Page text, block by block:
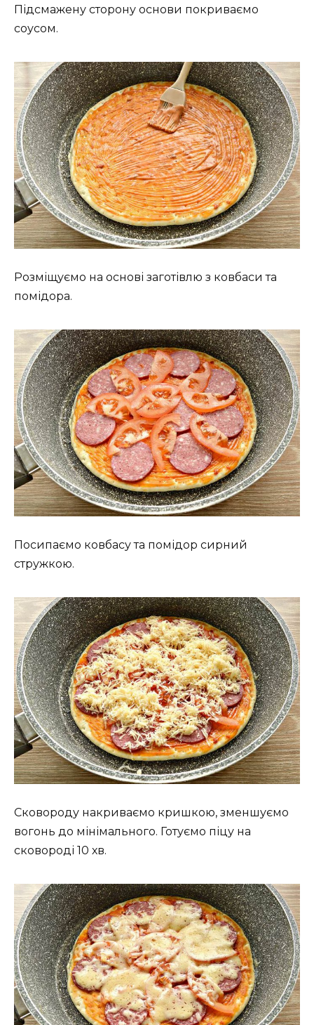
Підсмажену сторону основи покриваємо
соусом.
Розміщуємо на основі заготівлю з ковбаси та
помідора.
Посипаємо ковбасу та помідор сирний
стружкою.
Сковороду накриваємо кришкою, зменшуємо
вогонь до мінімального. Готуємо піцу на
сковороді 10 хв.